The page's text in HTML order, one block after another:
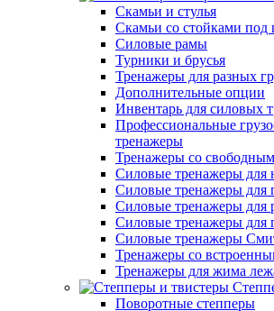
Скамьи и стулья
Скамьи со стойками под
Силовые рамы
Турники и брусья
Тренажеры для разных
Дополнительные опции
Инвентарь для силовых
Профессиональные
тренажеры
Тренажеры со
Силовые тренажеры для
Силовые тренажеры для
Силовые тренажеры для
Силовые тренажеры для
Силовые тренажеры
Тренажеры со
Тренажеры для жима
Поворотные степперы